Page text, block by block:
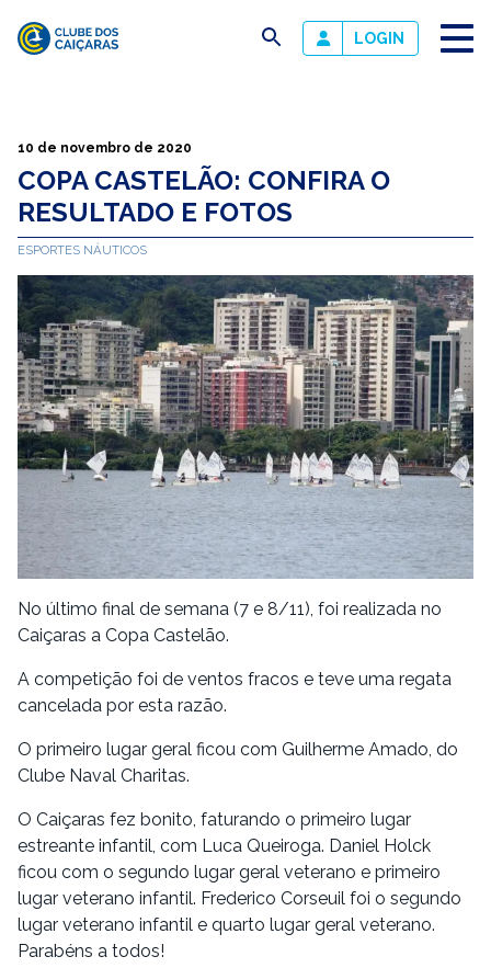
Caiçaras
busca LOGIN
10 de novembro de 2020
COPA CASTELÃO: CONFIRA O
RESULTADO E FOTOS
ESPORTES NÁUTICOS
No último final de semana (7 e 8/11), foi realizada no
Caiçaras a Copa Castelão.
A competição foi de ventos fracos e teve uma regata
cancelada por esta razão.
O primeiro lugar geral ficou com Guilherme Amado, do
Clube Naval Charitas.
O Caiçaras fez bonito, faturando o primeiro lugar
estreante infantil, com Luca Queiroga. Daniel Holck
ficou com o segundo lugar geral veterano e primeiro
lugar veterano infantil. Frederico Corseuil foi o segundo
lugar veterano infantil e quarto lugar geral veterano.
Parabéns a todos!